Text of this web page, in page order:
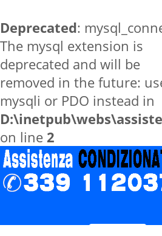
Deprecated:
The mysql extension is
deprecated and will be
removed in the future:
mysqli or PDO instead in
on line 2